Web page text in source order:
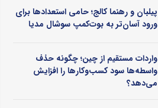
پیلبان و رهنما کالج؛ حامی استعدادها برای
ورود آسان‌تر به بوت‌کمپ سوشال مدیا
واردات مستقیم از چین؛ چگونه حذف
واسطه‌ها سود کسب‌وکارها را افزایش
می‌دهد؟